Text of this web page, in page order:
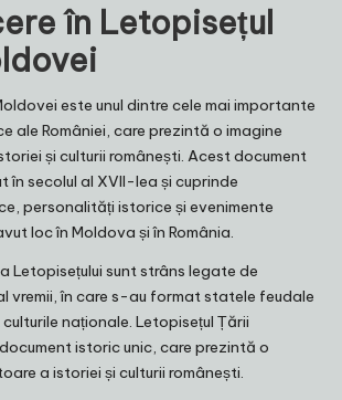
în Letopisețul
este unul dintre cele mai importante
ale României, care prezintă o imagine
și culturii românești. Acest document
în secolul al XVII-lea și cuprinde
personalități istorice și evenimente
loc în Moldova și în România.
Letopisețului sunt strâns legate de
vremii, în care s-au format statele feudale
naționale. Letopisețul Țării
istoric unic, care prezintă o
a istoriei și culturii românești.